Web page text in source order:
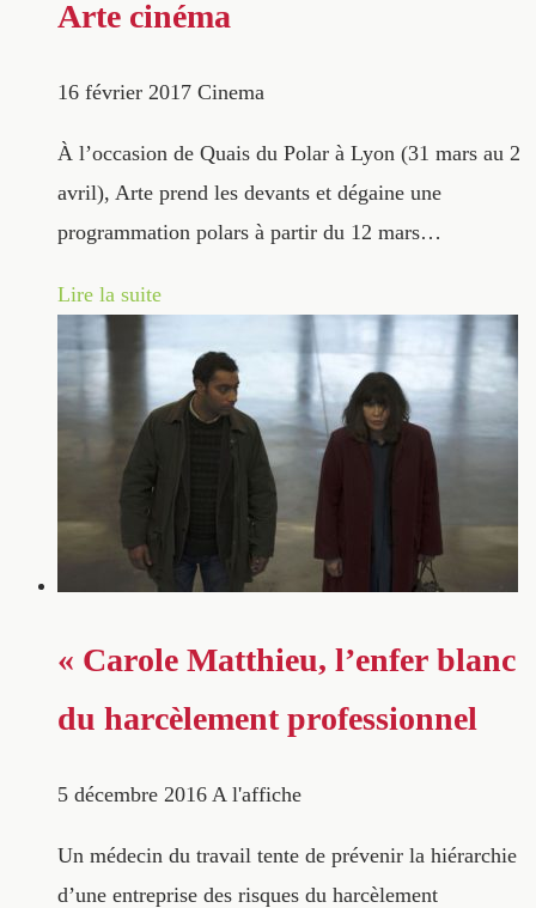
Arte cinéma
16 février 2017 Cinema
À l’occasion de Quais du Polar à Lyon (31 mars au 2
avril), Arte prend les devants et dégaine une
programmation polars à partir du 12 mars…
Lire la suite
« Carole Matthieu, l’enfer blanc
du harcèlement professionnel
5 décembre 2016 A l'affiche
Un médecin du travail tente de prévenir la hiérarchie
d’une entreprise des risques du harcèlement